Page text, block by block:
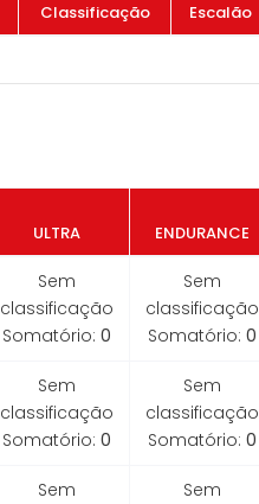
Classificação Escalão
ULTRA ENDURANCE
Sem
classificação
Somatório: 0
Sem
classificação
Somatório: 0
Sem
classificação
Somatório: 0
Sem
classificação
Somatório: 0
Sem
Sem